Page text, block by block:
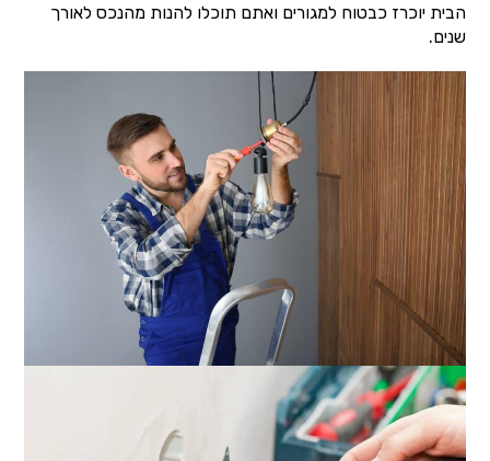
הבית יוכרז כבטוח למגורים ואתם תוכלו להנות מהנכס לאורך
שנים.